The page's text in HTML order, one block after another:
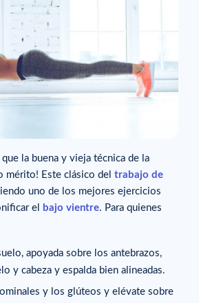
la buena y vieja técnica de la
mérito! Este clásico del trabajo de
uno de los mejores ejercicios
el
bajo vientre. Para quienes
apoyada sobre los antebrazos,
y cabeza y espalda bien alineadas.
y los glúteos y elévate sobre